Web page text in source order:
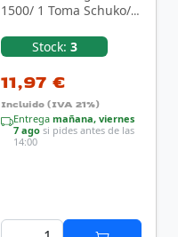
1500/ 1 Toma Schuko/ 3
Stock: 3
11,97 €
Incluido (IVA 21%)
Entrega mañana, viernes
7 ago si pides antes de las
14:00